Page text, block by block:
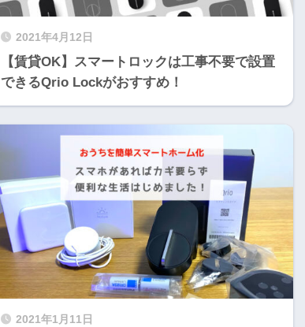
2021年4月12日
【賃貸OK】スマートロックは工事不要で設置
できるQrio Lockがおすすめ！
2021年1月11日